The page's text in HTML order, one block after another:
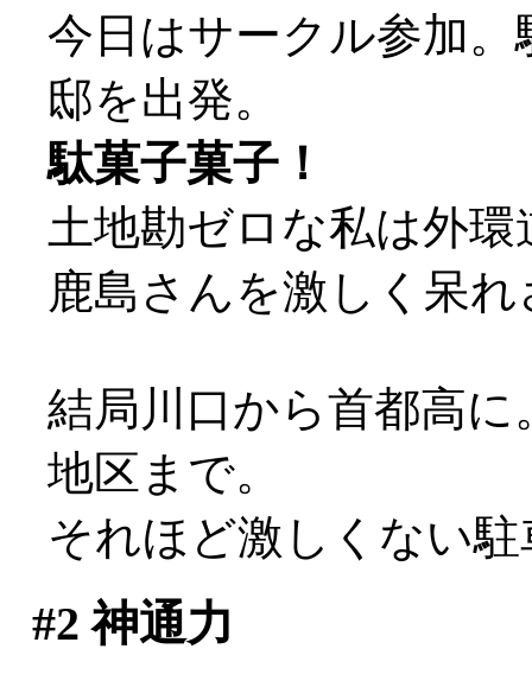
今日はサークル参加
邸を出発。
駄菓子菓子！
土地勘ゼロな私は外
鹿島さんを激しく呆
結局川口から首都高
地区まで。
それほど激しくない
#2 神通力